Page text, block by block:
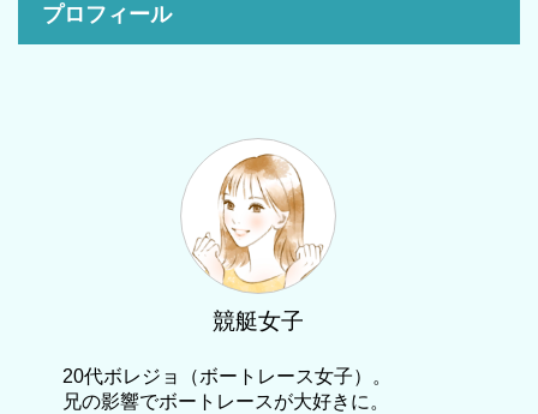
プロフィール
競艇女子
20代ボレジョ（ボートレース女子）。
兄の影響でボートレースが大好きに。